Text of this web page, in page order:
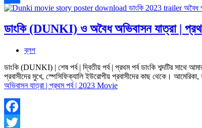
Share
ডাংকি (DUNKI) ও অবৈধ অভিবাসন যাত্রা |
ব্লগ
ডাংকি (DUNKI) | শেষ পর্ব | দ্বিতীয় পর্ব | প্রথম পর্ব ডাংকি শব্দটির সাথে
প্রবাসীদের মুখে, স্পেসিফিক্যালি ইউরোপীয় প্রবাসীদের কাছ থেকে। আমেরিকা,
অভিবাসন যাত্রা | প্রথম পর্ব | 2023 Movie
Facebook